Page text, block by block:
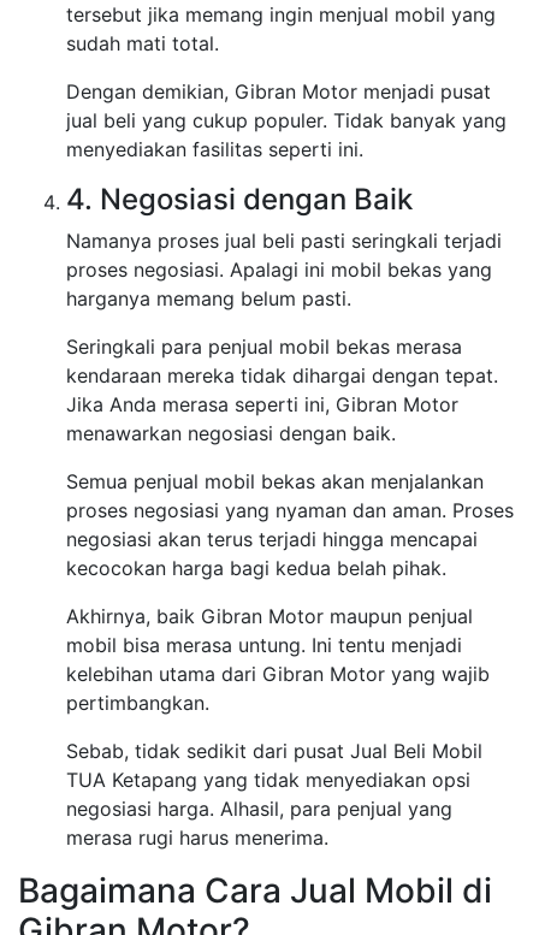
tersebut jika memang ingin menjual mobil yang
sudah mati total.
Dengan demikian, Gibran Motor menjadi pusat
jual beli yang cukup populer. Tidak banyak yang
menyediakan fasilitas seperti ini.
4. Negosiasi dengan Baik
Namanya proses jual beli pasti seringkali terjadi
proses negosiasi. Apalagi ini mobil bekas yang
harganya memang belum pasti.
Seringkali para penjual mobil bekas merasa
kendaraan mereka tidak dihargai dengan tepat.
Jika Anda merasa seperti ini, Gibran Motor
menawarkan negosiasi dengan baik.
Semua penjual mobil bekas akan menjalankan
proses negosiasi yang nyaman dan aman. Proses
negosiasi akan terus terjadi hingga mencapai
kecocokan harga bagi kedua belah pihak.
Akhirnya, baik Gibran Motor maupun penjual
mobil bisa merasa untung. Ini tentu menjadi
kelebihan utama dari Gibran Motor yang wajib
pertimbangkan.
Sebab, tidak sedikit dari pusat Jual Beli Mobil
TUA Ketapang yang tidak menyediakan opsi
negosiasi harga. Alhasil, para penjual yang
merasa rugi harus menerima.
Bagaimana Cara Jual Mobil di